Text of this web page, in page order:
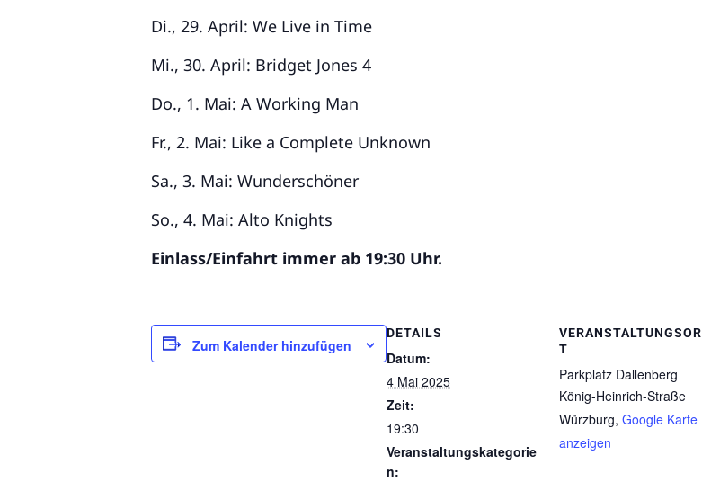
Di., 29. April: We Live in Time
Mi., 30. April: Bridget Jones 4
Do., 1. Mai: A Working Man
Fr., 2. Mai: Like a Complete Unknown
Sa., 3. Mai: Wunderschöner
So., 4. Mai: Alto Knights
Einlass/Einfahrt immer ab 19:30 Uhr.
Zum Kalender hinzufügen
DETAILS
Datum:
4 Mai 2025
Zeit:
19:30
Veranstaltungskategorie
n:
VERANSTALTUNGSOR
T
Parkplatz Dallenberg
König-Heinrich-Straße
Würzburg, Google Karte
anzeigen